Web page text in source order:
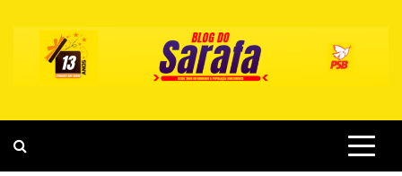
content